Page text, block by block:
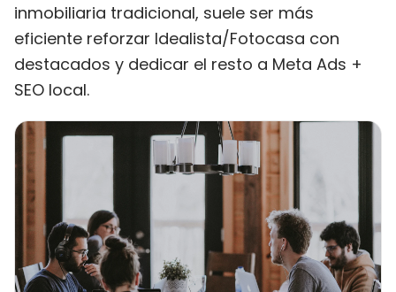
inmobiliaria tradicional, suele ser más
eficiente reforzar Idealista/Fotocasa con
destacados y dedicar el resto a Meta Ads +
SEO local.